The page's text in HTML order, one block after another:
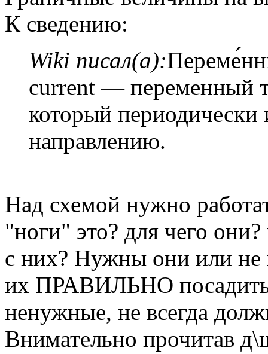
К сведению:
Wiki писал(а):
current — переменный
который
направлению.
Над схемой нужно
"ноги" это? для чего
с них? Нужны они или
их ПРАВИЛЬНО
ненужные, не всегда
Внимательно прочитав